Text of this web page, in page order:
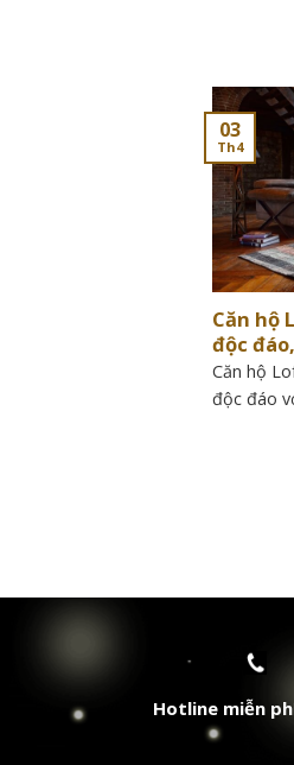
Căn hộ
độc
Căn hộ
độc đáo
03
Th4
Hotline miễn